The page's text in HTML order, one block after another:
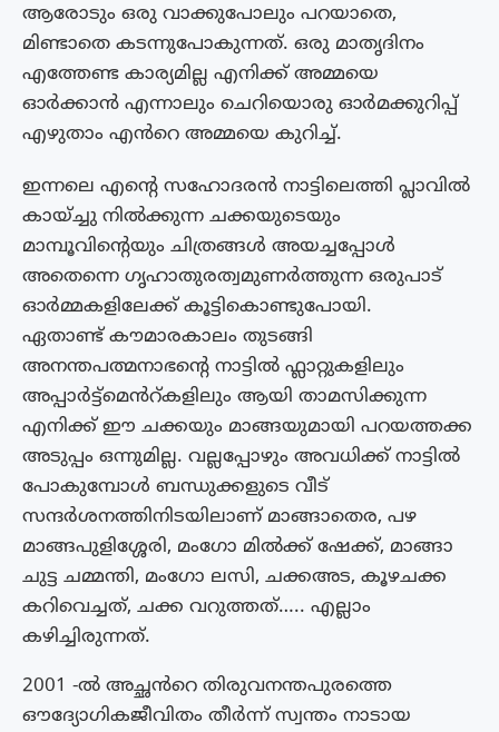
ആരോടും ഒരു വാക്കുപോലും പറയാതെ,
മിണ്ടാതെ കടന്നുപോകുന്നത്. ഒരു മാതൃദിനം
എത്തേണ്ട കാര്യമില്ല എനിക്ക് അമ്മയെ
ഓർക്കാൻ എന്നാലും ചെറിയൊരു ഓർമക്കുറിപ്പ്
എഴുതാം എൻറെ അമ്മയെ കുറിച്ച്.
ഇന്നലെ എന്റെ സഹോദരൻ നാട്ടിലെത്തി പ്ലാവിൽ
കായ്ച്ചു നിൽക്കുന്ന ചക്കയുടെയും
മാമ്പൂവിന്റെയും ചിത്രങ്ങൾ അയച്ചപ്പോൾ
അതെന്നെ ഗൃഹാതുരത്വമുണർത്തുന്ന ഒരുപാട്
ഓർമ്മകളിലേക്ക് കൂട്ടികൊണ്ടുപോയി.
ഏതാണ്ട് കൗമാരകാലം തുടങ്ങി
അനന്തപത്മനാഭന്റെ നാട്ടിൽ ഫ്ലാറ്റുകളിലും
അപ്പാർട്ട്മെൻറ്കളിലും ആയി താമസിക്കുന്ന
എനിക്ക് ഈ ചക്കയും മാങ്ങയുമായി പറയത്തക്ക
അടുപ്പം ഒന്നുമില്ല. വല്ലപ്പോഴും അവധിക്ക് നാട്ടിൽ
പോകുമ്പോൾ ബന്ധുക്കളുടെ വീട്
സന്ദർശനത്തിനിടയിലാണ് മാങ്ങാതെര, പഴ
മാങ്ങപുളിശ്ശേരി, മംഗോ മിൽക്ക് ഷേക്ക്‌, മാങ്ങാ
ചുട്ട ചമ്മന്തി, മംഗോ ലസി, ചക്കഅട, കൂഴചക്ക
കറിവെച്ചത്, ചക്ക വറുത്തത്….. എല്ലാം
കഴിച്ചിരുന്നത്.
2001 -ൽ അച്ഛൻറെ തിരുവനന്തപുരത്തെ
ഔദ്യോഗികജീവിതം തീർന്ന് സ്വന്തം നാടായ